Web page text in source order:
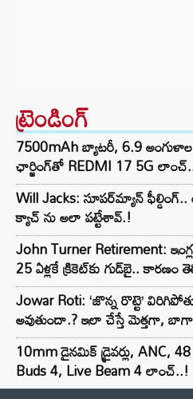
ట్రెండింగ్‌
7500mAh బ్యాటరీ, 6.9
ఛార్జింగ్‌తో REDMI 17 5G
Will Jacks: సూపర్‌మ్యాన్
క్యాచ్ ను అలా పట్టేశావ్.!
John Turner Retirement:
25 ఏళ్లకే క్రికెట్‌కు గుడ్‌బై.. కారణం
Jowar Roti: ‘జొన్న రొట్టె’
అవుతుందా.? ఇలా చేస్తే మెత్తగా,
10mm డైనమిక్ డ్రైవర్లు, ANC,
Buds 4, Live Beam 4 లాంచ్..!